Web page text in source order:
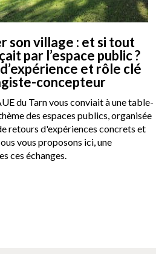
son village : et si tout
par l’espace public ?
et rôle clé
concepteur
du Tarn vous conviait à une table-
des espaces publics, organisée
retours d'expériences concrets et
vous proposons ici, une
ces échanges.